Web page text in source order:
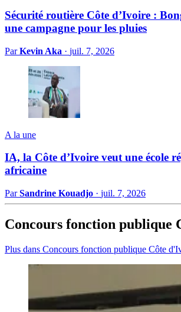
Sécurité routière Côte d’Ivoire :
une campagne pour les pluies
ParKevin Aka · juil. 7, 2026
A la une
IA, la Côte d’Ivoire veut une école
africaine
ParSandrine Kouadjo · juil. 7, 2026
Concours fonction publique
Plus dans Concours fonction publique Côte